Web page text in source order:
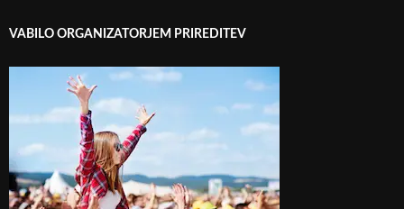
VABILO ORGANIZATORJEM PRIREDITEV